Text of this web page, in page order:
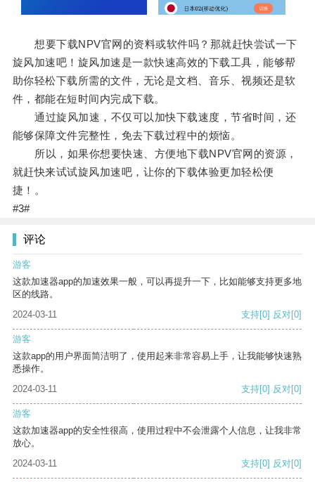
想要下载NPV官网的资料或软件吗？那就赶快尝试一下
旋风加速吧！旋风加速是一款快速高效的下载工具，能够帮
助你轻松下载所需的文件，无论是文档、音乐、视频还是软
件，都能在短时间内完成下载。
通过旋风加速，不仅可以加快下载速度，节省时间，还
能够保障文件完整性，免去下载过程中的烦恼。
所以，如果你想要快速、方便地下载NPV官网的资源，
就赶快来试试旋风加速吧，让你的下载体验更加轻松便
捷！。
#3#
评论
游客
这款加速器app的加速效果一般，可以再提升一下，比如能够支持更多地
区的线路。
2024-03-11
支持[0] 反对[0]
游客
这款app的用户界面简洁明了，使用起来非常容易上手，让我能够快速熟
悉操作。
2024-03-11
支持[0] 反对[0]
游客
这款加速器app的安全性很高，使用过程中不会泄露个人信息，让我非常
放心。
2024-03-11
支持[0] 反对[0]